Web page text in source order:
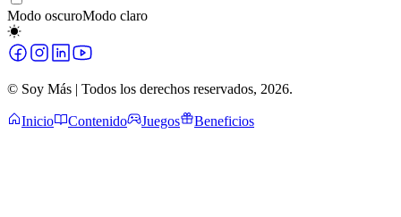
Modo oscuroModo claro
© Soy Más | Todos los derechos reservados, 2026.
Inicio Contenido Juegos Beneficios